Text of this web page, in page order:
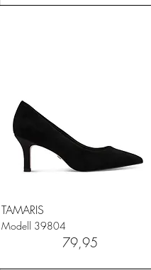
TAMARIS
39804
Modell
79,95